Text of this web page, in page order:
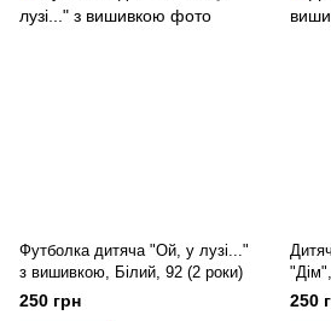
Футболка дитяча "Ой, у лузі..."
з вишивкою, Білий, 92 (2 роки)
250 грн 250